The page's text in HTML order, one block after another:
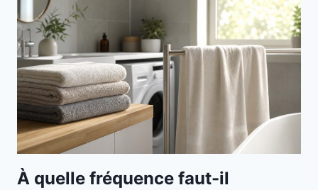
À quelle fréquence faut-il